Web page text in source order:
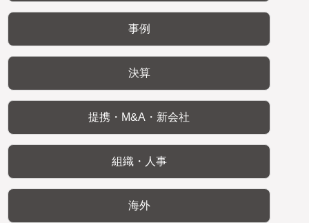
事例
決算
提携・M&A・新会社
組織・人事
海外